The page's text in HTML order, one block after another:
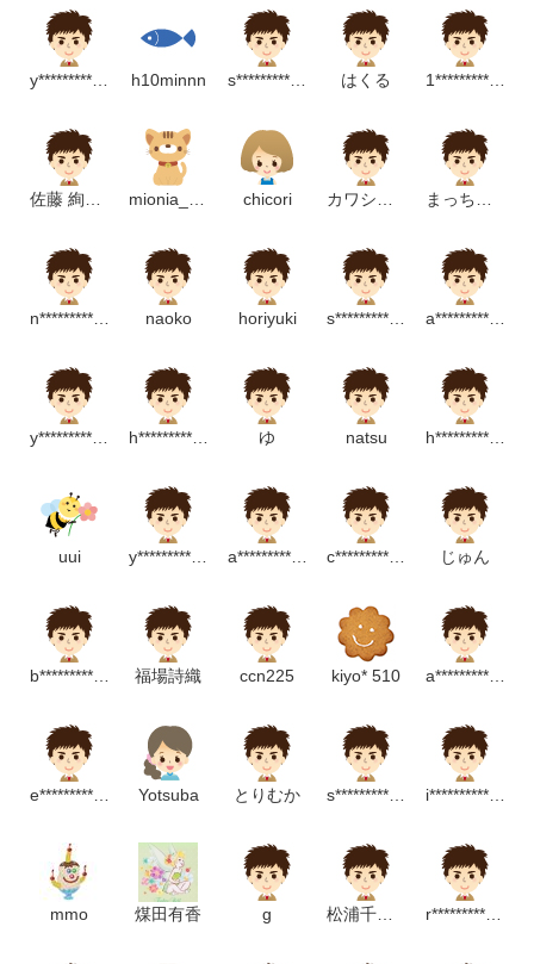
y*********************m h10minnn s************************p はくる 1****************m
佐藤 絢香-国分首都圏（株）マーケティング部企画課- mionia_miaou chicori カワシマアユム まっちゃまん
n****************p naoko horiyuki s****************m a******************p
y******************m h*************************m ゆ natsu h******************p
uui y************************p a************************p c*******************m じゅん
b***********************m 福場詩織 ccn225 kiyo* 510 a******************m
e*********************m Yotsuba とりむか s********************m i*****************************p
mmo 煤田有香 g 松浦千恵子 r******************m